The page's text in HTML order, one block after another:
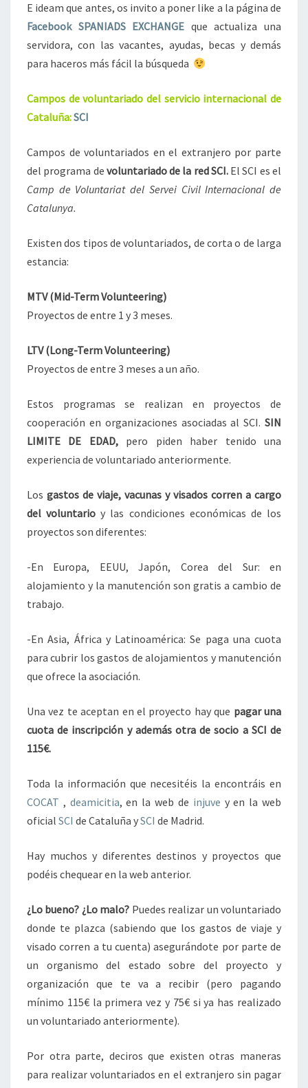
E ideam que antes, os invito a poner like a la página de
Facebook SPANIADS EXCHANGE que actualiza una
servidora, con las vacantes, ayudas, becas y demás
para haceros más fácil la búsqueda
Campos de voluntariado del servicio internacional de
Cataluña:SCI
Campos de voluntariados en el extranjero por parte
del programa de voluntariado de la red SCI. El SCI es el
Camp de Voluntariat del Servei Civil Internacional de
Catalunya.
Existen dos tipos de voluntariados, de corta o de larga
estancia:
MTV (Mid-Term Volunteering)
Proyectos de entre 1 y 3 meses.
LTV (Long-Term Volunteering)
Proyectos de entre 3 meses a un año.
Estos programas se realizan en proyectos de
cooperación en organizaciones asociadas al SCI. SIN
LIMITE DE EDAD,pero piden haber tenido una
experiencia de voluntariado anteriormente.
Los gastos de viaje, vacunas y visados corren a cargo
del voluntario y las condiciones económicas de los
proyectos son diferentes:
-En Europa, EEUU, Japón, Corea del Sur: en
alojamiento y la manutención son gratis a cambio de
trabajo.
-En Asia, África y Latinoamérica: Se paga una cuota
para cubrir los gastos de alojamientos y manutención
que ofrece la asociación.
Una vez te aceptan en el proyecto hay que pagar una
cuota de inscripción y además otra de socio a SCI de
115€.
Toda la información que necesitéis la encontráis en
COCAT , deamicitia, en la web de injuve y en la web
oficial SCI de Cataluña ySCI de Madrid.
Hay muchos y diferentes destinos y proyectos que
podéis chequear en la web anterior.
¿Lo bueno? ¿Lo malo? Puedes realizar un voluntariado
donde te plazca (sabiendo que los gastos de viaje y
visado corren a tu cuenta) asegurándote por parte de
un organismo del estado sobre del proyecto y
organización que te va a recibir (pero pagando
mínimo 115€ la primera vez y 75€ si ya has realizado
un voluntariado anteriormente).
Por otra parte, deciros que existen otras maneras
para realizar voluntariados en el extranjero sin pagar